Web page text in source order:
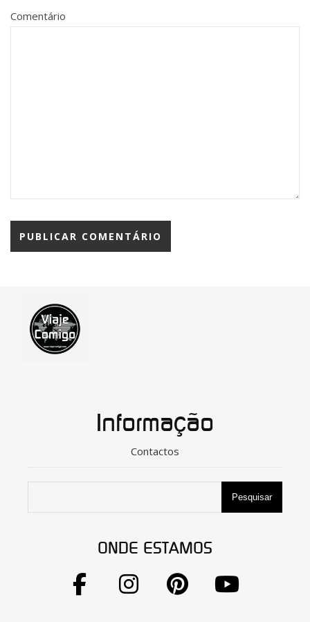
Comentário
Informação
Contactos
Pesquisar
ONDE ESTAMOS